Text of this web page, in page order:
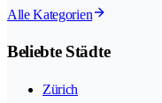
Alle Kategorien
Beliebte Städte
Zürich